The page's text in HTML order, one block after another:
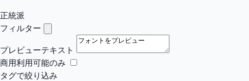
正統派
フィルター
プレビューテキスト
商用利用可能のみ
タグで絞り込み